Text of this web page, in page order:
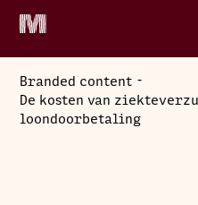
Branded content -
De kosten van
loondoorbetaling